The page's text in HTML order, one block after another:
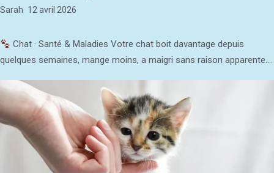
Sarah 12 avril 2026
Chat · Santé & Maladies Votre chat boit davantage depuis
quelques semaines, mange moins, a maigri sans raison apparente....